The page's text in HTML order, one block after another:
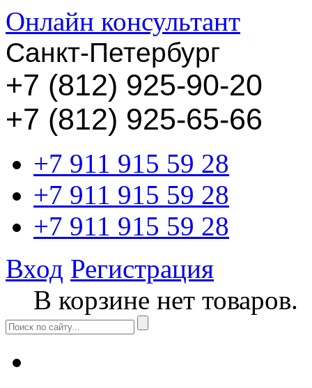
Онлайн консультант
Санкт-Петербург
+7 (812) 925-90-20
+7 (812) 925-65-66
+7 911 915 59 28
+7 911 915 59 28
+7 911 915 59 28
Вход Регистрация
В корзине нет товаров.